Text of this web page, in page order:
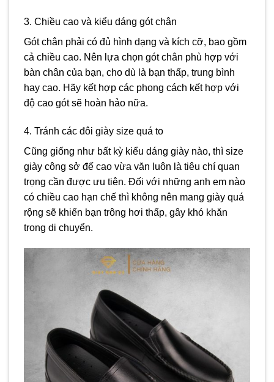
3. Chiều cao và kiểu dáng gót chân
Gót chân phải có đủ hình dạng và kích cỡ, bao gồm
cả chiều cao. Nên lựa chọn gót chân phù hợp với
bàn chân của bạn, cho dù là bạn thấp, trung bình
hay cao. Hãy kết hợp các phong cách kết hợp với
độ cao gót sẽ hoàn hảo nữa.
4. Tránh các đôi giày size quá to
Cũng giống như bất kỳ kiểu dáng giày nào, thì size
giày công sở đế cao vừa văn luôn là tiêu chí quan
trọng cần được ưu tiên. Đối với những anh em nào
có chiều cao hạn chế thì không nên mang giày quá
rộng sẽ khiến bạn trông hơi thấp, gây khó khăn
trong di chuyển.